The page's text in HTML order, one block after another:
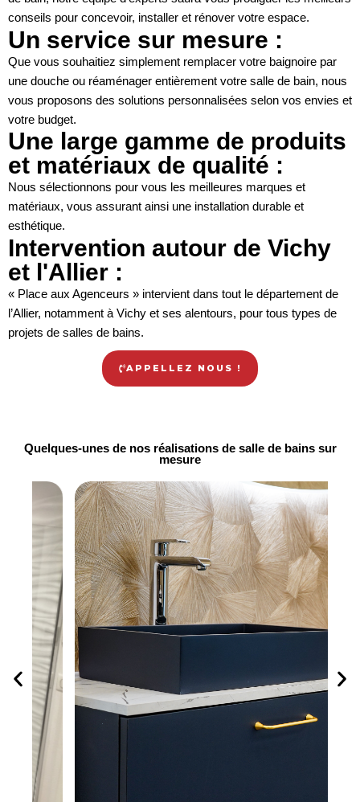
conseils pour concevoir, installer et rénover votre espace.
Un service sur mesure :
Que vous souhaitiez simplement remplacer votre baignoire par
une douche ou réaménager entièrement votre salle de bain, nous
vous proposons des solutions personnalisées selon vos envies et
votre budget.
Une large gamme de produits
et matériaux de qualité :
Nous sélectionnons pour vous les meilleures marques et
matériaux, vous assurant ainsi une installation durable et
esthétique.
Intervention autour de Vichy
et l'Allier :
« Place aux Agenceurs » intervient dans tout le département de
l’Allier, notamment à Vichy et ses alentours, pour tous types de
projets de salles de bains.
APPELLEZ NOUS !
Quelques-unes de nos réalisations de salle de bains sur
mesure